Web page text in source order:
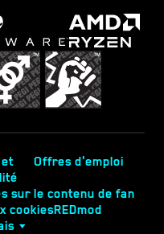
Offres d'emploi
sur le contenu de fan
cookiesREDmod